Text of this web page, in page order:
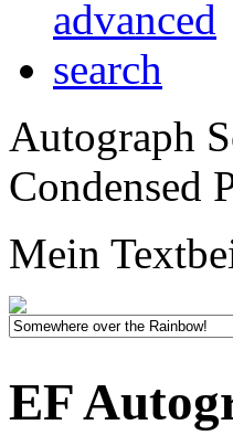
Autograph
Condensed
Mein
EF